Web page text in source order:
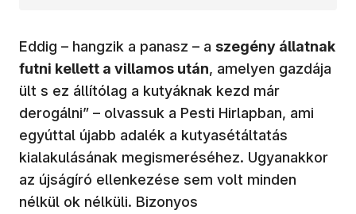
Eddig – hangzik a panasz – a szegény állatnak
futni kellett a villamos után, amelyen gazdája
ült s ez állítólag a kutyáknak kezd már
derogálni” – olvassuk a Pesti Hirlapban, ami
egyúttal újabb adalék a kutyasétáltatás
kialakulásának megismeréséhez. Ugyanakkor
az újságíró ellenkezése sem volt minden
nélkül ok nélküli. Bizonyos